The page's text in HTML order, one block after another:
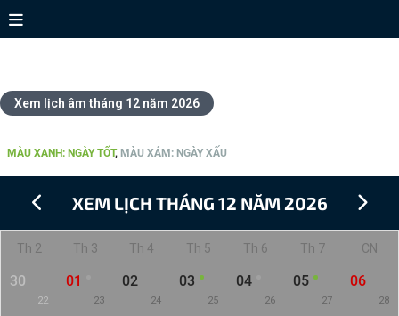
Xem lịch âm tháng 12 năm 2026
MÀU XANH: NGÀY TỐT, MÀU XÁM: NGÀY XẤU
XEM LỊCH THÁNG 12 NĂM 2026
Th 2 Th 3 Th 4 Th 5 Th 6 Th 7 CN
30
22
01
23
02
24
03
25
04
26
05
27
06
28